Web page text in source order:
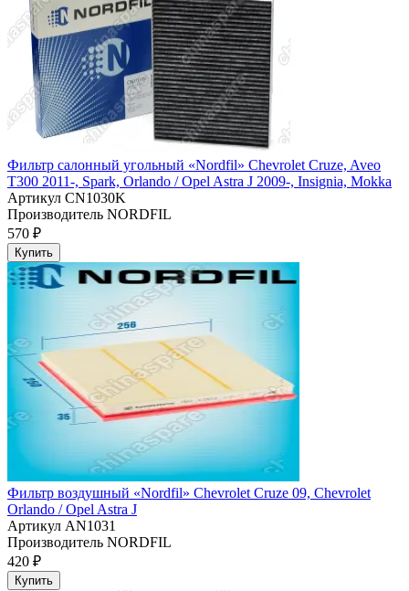
Фильтр салонный угольный «Nordfil» Chevrolet Cruze, Aveo
T300 2011-, Spark, Orlando / Opel Astra J 2009-, Insignia, Mokka
Артикул CN1030K
Производитель NORDFIL
570 ₽
Купить
Фильтр воздушный «Nordfil» Chevrolet Cruze 09, Chevrolet
Orlando / Opel Astra J
Артикул AN1031
Производитель NORDFIL
420 ₽
Купить